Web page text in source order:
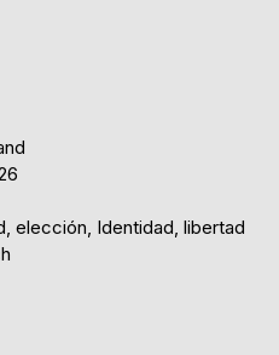
elección, Identidad, libertad